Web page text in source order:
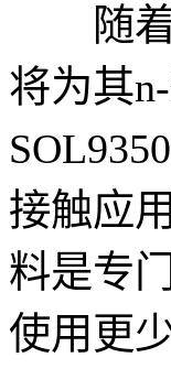
随着
将为其
接触应
料是专
使用更少